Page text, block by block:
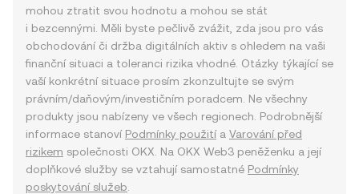
mohou ztratit svou hodnotu a mohou se stát
i bezcennými. Měli byste pečlivě zvážit, zda jsou pro vás
obchodování či držba digitálních aktiv s ohledem na vaši
finanční situaci a toleranci rizika vhodné. Otázky týkající se
vaší konkrétní situace prosím zkonzultujte se svým
právním/daňovým/investičním poradcem. Ne všechny
produkty jsou nabízeny ve všech regionech. Podrobnější
informace stanoví Podmínky použitía Varování před
rizikem společnosti OKX. Na OKX Web3 peněženku a její
doplňkové služby se vztahují samostatné Podmínky
poskytování služeb